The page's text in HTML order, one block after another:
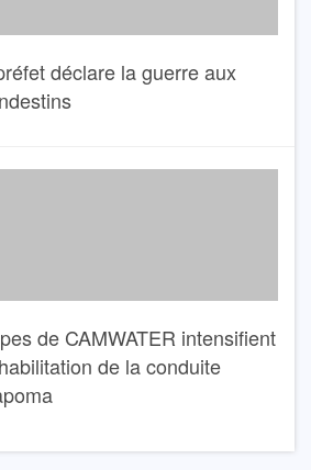
déclare la guerre aux
de CAMWATER intensifient
de la conduite